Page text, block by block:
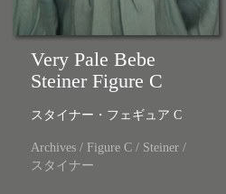
Very Pale Bebe
Steiner Figure C
スタイナー・フェギュア C
Archives / Figure C / Steiner /
スタイナー